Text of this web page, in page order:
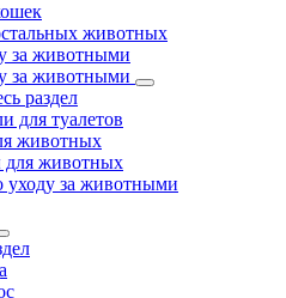
животных
за животными
за животными
раздел
для туалетов
животных
для животных
уходу за животными